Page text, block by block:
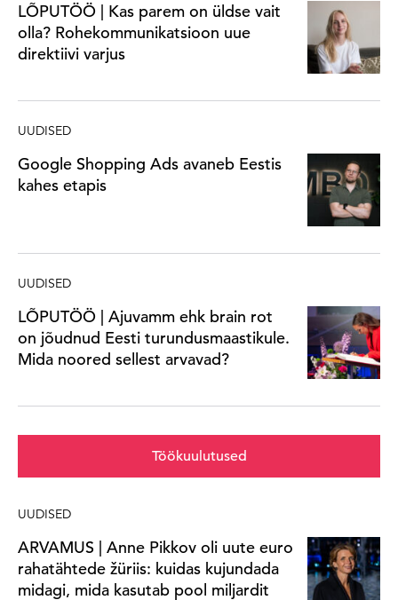
LÕPUTÖÖ | Kas parem on üldse vait
olla? Rohekommunikatsioon uue
direktiivi varjus
UUDISED
Google Shopping Ads avaneb Eestis
kahes etapis
UUDISED
LÕPUTÖÖ | Ajuvamm ehk brain rot
on jõudnud Eesti turundusmaastikule.
Mida noored sellest arvavad?
Töökuulutused
UUDISED
ARVAMUS | Anne Pikkov oli uute euro
rahatähtede žüriis: kuidas kujundada
midagi, mida kasutab pool miljardit